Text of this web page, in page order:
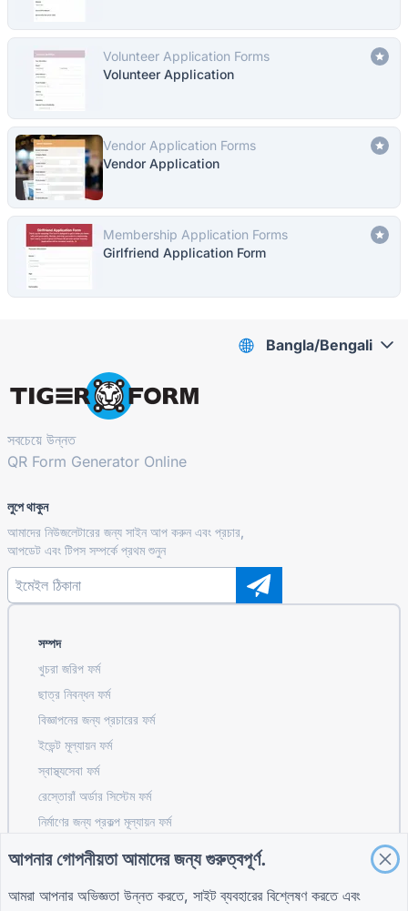
Volunteer Application Forms
Volunteer Application
Vendor Application Forms
Vendor Application
Membership Application Forms
Girlfriend Application Form
সবচেয়ে উন্নত
QR Form Generator Online
লুপে থাকুন
আমাদের নিউজলেটারের জন্য সাইন আপ করুন এবং প্রচার,
আপডেট এবং টিপস সম্পর্কে প্রথম শুনুন
সম্পদ
খুচরা জরিপ ফর্ম
ছাত্র নিবন্ধন ফর্ম
বিজ্ঞাপনের জন্য প্রচারের ফর্ম
ইভেন্ট মূল্যায়ন ফর্ম
স্বাস্থ্যসেবা ফর্ম
রেস্তোরাঁ অর্ডার সিস্টেম ফর্ম
নির্মাণের জন্য প্রকল্প মূল্যায়ন ফর্ম
সরবরাহকারী মূল্যায়ন ফর্ম সরবরাহের জন্য
ইউটিলিটিগুলির জন্য পরিষেবা অনুরোধ ফর্ম
কাস্টমার এনগেজমেন্ট ফর্ম
Bangla/Bengali
আপনার গোপনীয়তা আমাদের জন্য গুরুত্বপূর্ণ.
আমরা আপনার অভিজ্ঞতা উন্নত করতে, সাইট ব্যবহারের বিশ্লেষণ করতে এবং